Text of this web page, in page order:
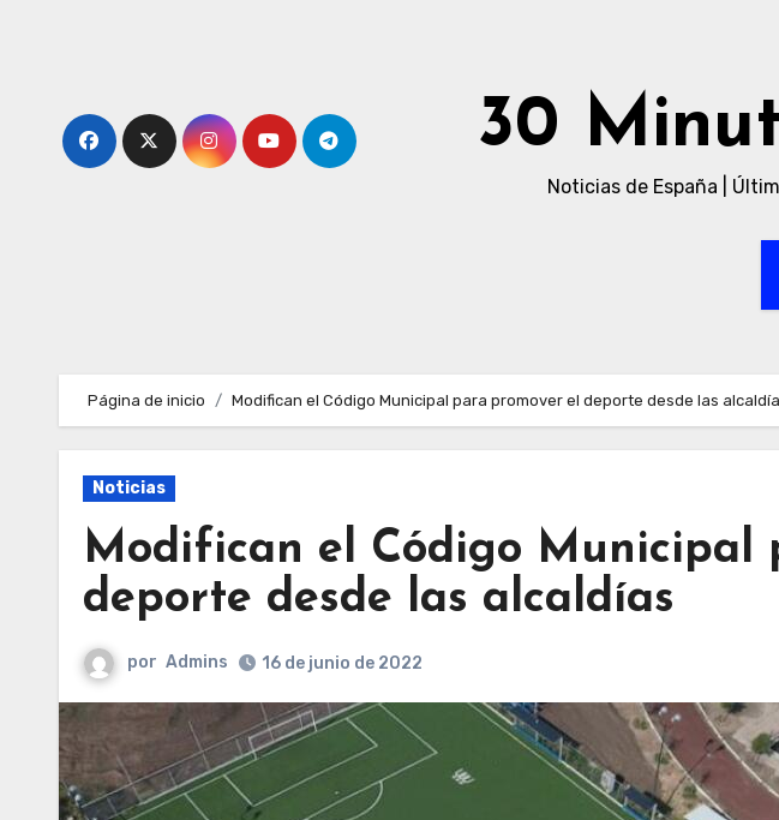
30
Noticias de España |
Página de inicio Modifican el Código Municipal para promover el deporte desde las
Noticias
Modifican el Código Municipal
deporte desde las alcaldías
por Admins 16 de junio de 2022